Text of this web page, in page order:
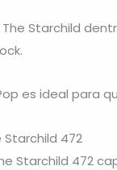
The Starchild
es ideal para
Starchild 472
Starchild 472